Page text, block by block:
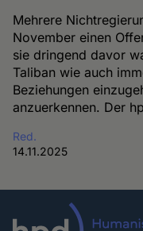
Mehrere
November einen
sie dringend davor
Taliban wie auch
Beziehungen
anzuerkennen. Der
Red.
14.11.2025